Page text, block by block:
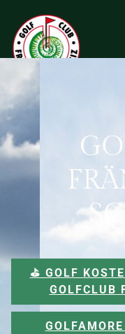
⛳️ GOLF
GOLFCLUB